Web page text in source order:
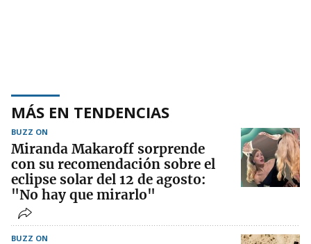
MÁS EN TENDENCIAS
BUZZ ON
Miranda Makaroff sorprende
con su recomendación sobre el
eclipse solar del 12 de agosto:
"No hay que mirarlo"
BUZZ ON